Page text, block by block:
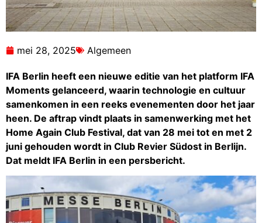
mei 28, 2025 Algemeen
IFA Berlin heeft een nieuwe editie van het platform IFA
Moments gelanceerd, waarin technologie en cultuur
samenkomen in een reeks evenementen door het jaar
heen. De aftrap vindt plaats in samenwerking met het
Home Again Club Festival, dat van 28 mei tot en met 2
juni gehouden wordt in Club Revier Südost in Berlijn.
Dat meldt IFA Berlin in een persbericht.